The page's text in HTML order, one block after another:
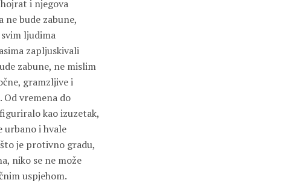
i njegova
ne bude zabune,
ljudima
zapljuskivali
zabune, ne mislim
gramzljive i
Od vremena do
kao izuzetak,
urbano i hvale
je protivno gradu,
niko se ne može
uspjehom.